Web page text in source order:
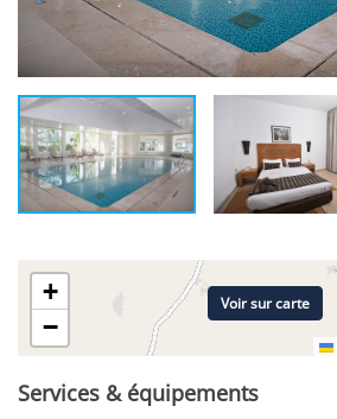
+
−
Voir sur carte
Services & équipements